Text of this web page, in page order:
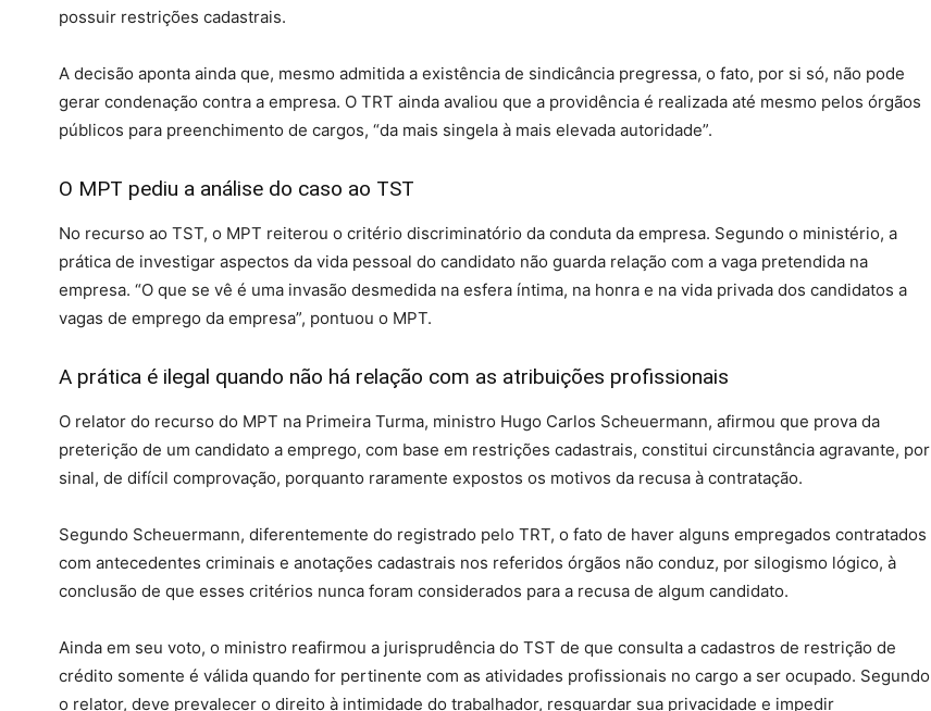
possuir restrições cadastrais.
A decisão aponta ainda que, mesmo admitida a existência de sindicância pregressa, o fato, por si só, não pode
gerar condenação contra a empresa. O TRT ainda avaliou que a providência é realizada até mesmo pelos órgãos
públicos para preenchimento de cargos, “da mais singela à mais elevada autoridade”.
O MPT pediu a análise do caso ao TST
No recurso ao TST, o MPT reiterou o critério discriminatório da conduta da empresa. Segundo o ministério, a
prática de investigar aspectos da vida pessoal do candidato não guarda relação com a vaga pretendida na
empresa. “O que se vê é uma invasão desmedida na esfera íntima, na honra e na vida privada dos candidatos a
vagas de emprego da empresa”, pontuou o MPT.
A prática é ilegal quando não há relação com as atribuições profissionais
O relator do recurso do MPT na Primeira Turma, ministro Hugo Carlos Scheuermann, afirmou que prova da
preterição de um candidato a emprego, com base em restrições cadastrais, constitui circunstância agravante, por
sinal, de difícil comprovação, porquanto raramente expostos os motivos da recusa à contratação.
Segundo Scheuermann, diferentemente do registrado pelo TRT, o fato de haver alguns empregados contratados
com antecedentes criminais e anotações cadastrais nos referidos órgãos não conduz, por silogismo lógico, à
conclusão de que esses critérios nunca foram considerados para a recusa de algum candidato.
Ainda em seu voto, o ministro reafirmou a jurisprudência do TST de que consulta a cadastros de restrição de
crédito somente é válida quando for pertinente com as atividades profissionais no cargo a ser ocupado. Segundo
o relator, deve prevalecer o direito à intimidade do trabalhador, resguardar sua privacidade e impedir